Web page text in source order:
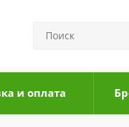
и оплата